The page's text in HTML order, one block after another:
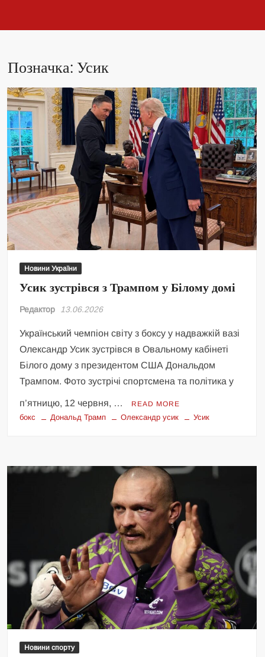
Позначка:Усик
Новини України
Усик зустрівся з Трампом у Білому домі
Редактор 13.06.2026
Український чемпіон світу з боксу у надважкій вазі
Олександр Усик зустрівся в Овальному кабінеті
Білого дому з президентом США Дональдом
Трампом. Фото зустрічі спортсмена та політика у
п’ятницю, 12 червня, … READ MORE
бокс Дональд Трамп Олександр усик Усик
Новини спорту